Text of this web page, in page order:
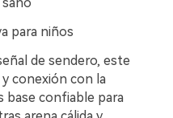
para niños
de sendero, este
conexión con la
base confiable para